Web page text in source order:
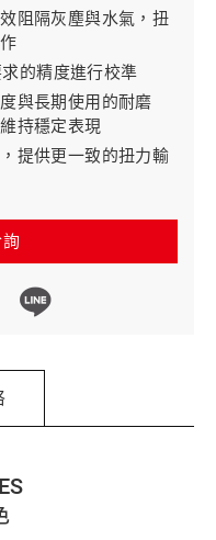
阻隔灰塵與水氣，扭
的精度進行校準
與長期使用的耐磨
持穩定表現
提供更一致的扭力輸